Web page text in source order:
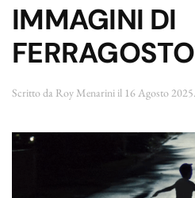
IMMAGINI DI
FERRAGOSTO
Scritto da Roy Menarini il 16 Agosto 2025